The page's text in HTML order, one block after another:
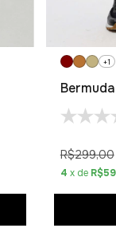
+1
R$299,00
4 x de